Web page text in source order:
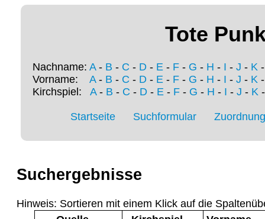
Tote
Nachname: A- B - C - D - E - F - G - H - I - J - K
Vorname: A- B - C - D - E - F - G - H - I - J - K
Kirchspiel: A- B - C - D- E- F- G - H - I - J - K
Startseite Suchformular
Suchergebnisse
Hinweis: Sortieren mit einem Klick auf die